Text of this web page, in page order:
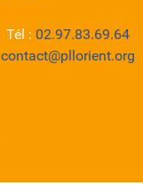
Tél : 02.97.83.69.64
contact@pllorient.org